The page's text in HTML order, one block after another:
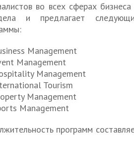
во всех сферах
дела и предлагает
Management
Management
Management
Tourism
Management
Management
программ